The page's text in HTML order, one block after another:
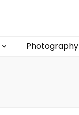
Photography